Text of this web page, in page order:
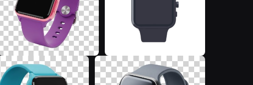
J I